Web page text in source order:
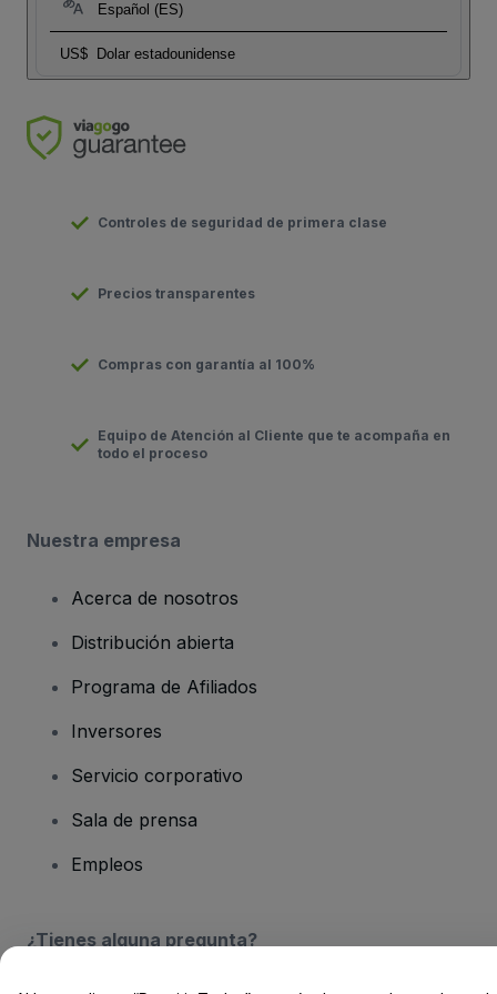
Español (ES)
US$ Dolar estadounidense
Controles de seguridad de primera clase
Precios transparentes
Compras con garantía al 100%
Equipo de Atención al Cliente que te acompaña en
todo el proceso
Nuestra empresa
Acerca de nosotros
Distribución abierta
Programa de Afiliados
Inversores
Servicio corporativo
Sala de prensa
Empleos
¿Tienes alguna pregunta?